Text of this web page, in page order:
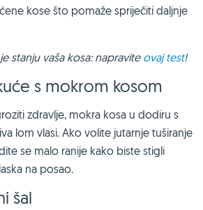
kose što pomaže spriječiti daljnje
stanju vaša kosa: napravite ovaj test!
s mokrom kosom
zdravlje, mokra kosa u dodiru s
lom vlasi. Ako volite jutarnje tuširanje
se malo ranije kako biste stigli
na posao.
šal